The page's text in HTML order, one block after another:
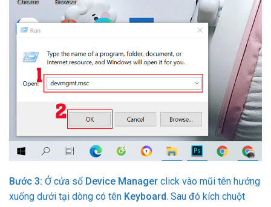
Bước 3: Ở cửa sổ Device Manager click vào mũi tên hướng
xuống dưới tại dòng có tên Keyboard. Sau đó kích chuột